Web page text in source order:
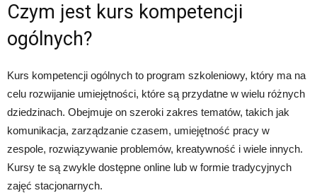
Czym jest kurs kompetencji
ogólnych?
Kurs kompetencji ogólnych to program szkoleniowy, który ma na
celu rozwijanie umiejętności, które są przydatne w wielu różnych
dziedzinach. Obejmuje on szeroki zakres tematów, takich jak
komunikacja, zarządzanie czasem, umiejętność pracy w
zespole, rozwiązywanie problemów, kreatywność i wiele innych.
Kursy te są zwykle dostępne online lub w formie tradycyjnych
zajęć stacjonarnych.